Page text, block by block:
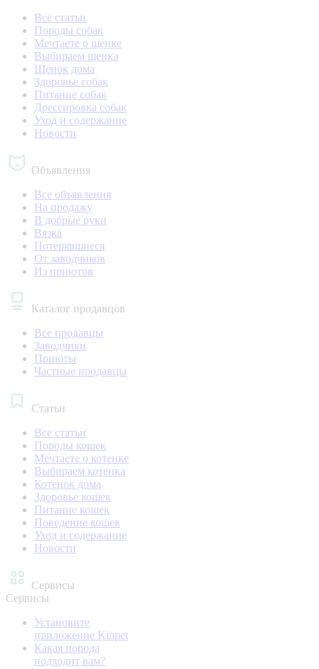
Все статьи
Породы собак
Мечтаете о щенке
Выбираем щенка
Щенок дома
Здоровье собак
Питание собак
Дрессировка собак
Уход и содержание
Новости
Объявления
Все объявления
На продажу
В добрые руки
Вязка
Потерявшиеся
От заводчиков
Из приютов
Каталог продавцов
Все продавцы
Заводчики
Приюты
Частные продавцы
Статьи
Все статьи
Породы кошек
Мечтаете о котенке
Выбираем котенка
Котенок дома
Здоровье кошек
Питание кошек
Поведение кошек
Уход и содержание
Новости
Сервисы
Сервисы
Установите
приложение Kinpet
Какая порода
подходит вам?